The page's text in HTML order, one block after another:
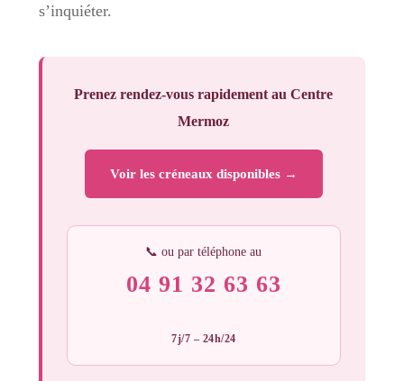
s’inquiéter.
Prenez rendez-vous rapidement au Centre
Mermoz
Voir les créneaux disponibles →
📞 ou par téléphone au
04 91 32 63 63
7j/7 – 24h/24